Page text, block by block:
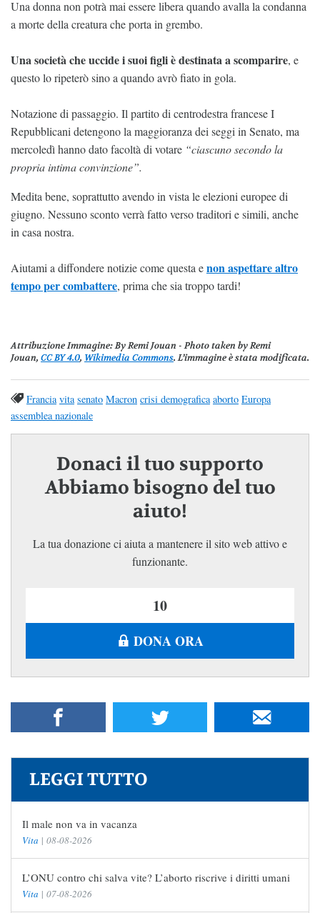
Una donna non potrà mai essere libera quando avalla la condanna
a morte della creatura che porta in grembo.
Una società che uccide i suoi figli è destinata a scomparire, e
questo lo ripeterò sino a quando avrò fiato in gola.
Notazione di passaggio. Il partito di centrodestra francese I
Repubblicani detengono la maggioranza dei seggi in Senato, ma
mercoledì hanno dato facoltà di votare “ciascuno secondo la
propria intima convinzione”.
Medita bene, soprattutto avendo in vista le elezioni europee di
giugno. Nessuno sconto verrà fatto verso traditori e simili, anche
in casa nostra.
Aiutami a diffondere notizie come questa enon aspettare altro
tempo per combattere, prima che sia troppo tardi!
Attribuzione Immagine: By Remi Jouan - Photo taken by Remi
Jouan, CC BY 4.0, Wikimedia Commons. L’immagine è stata modificata.
Francia vita senato Macron crisi demografica aborto Europa
assemblea nazionale
Donaci il tuo supporto
Abbiamo bisogno del tuo
aiuto!
La tua donazione ci aiuta a mantenere il sito web attivo e
funzionante.
DONA ORA
LEGGI TUTTO
Il male non va in vacanza
Vita | 08-08-2026
L’ONU contro chi salva vite? L’aborto riscrive i diritti umani
Vita | 07-08-2026